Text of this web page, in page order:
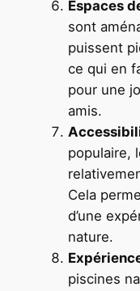
Espaces
sont
puissent
ce qui en
pour une
amis.
populaire,
Cela
d’une
nature.
piscines